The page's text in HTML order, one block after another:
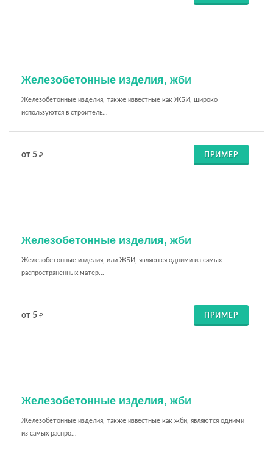
Железобетонные изделия, жби
Железобетонные изделия, также известные как ЖБИ, широко
используются в строитель...
от 5 ₽ ПРИМЕР
Железобетонные изделия, жби
Железобетонные изделия, или ЖБИ, являются одними из самых
распространенных матер...
от 5 ₽ ПРИМЕР
Железобетонные изделия, жби
Железобетонные изделия, также известные как жби, являются одними
из самых распро...